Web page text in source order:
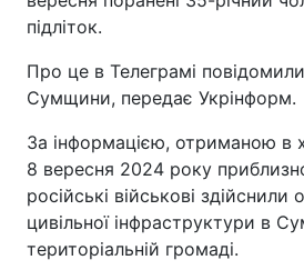
підліток.
Про це в Телеграмі
Сумщини, передає Укрінформ.
За інформацією, отриманою в
8 вересня 2024 року
російські військові здійснили
цивільної інфраструктури в
територіальній громаді.